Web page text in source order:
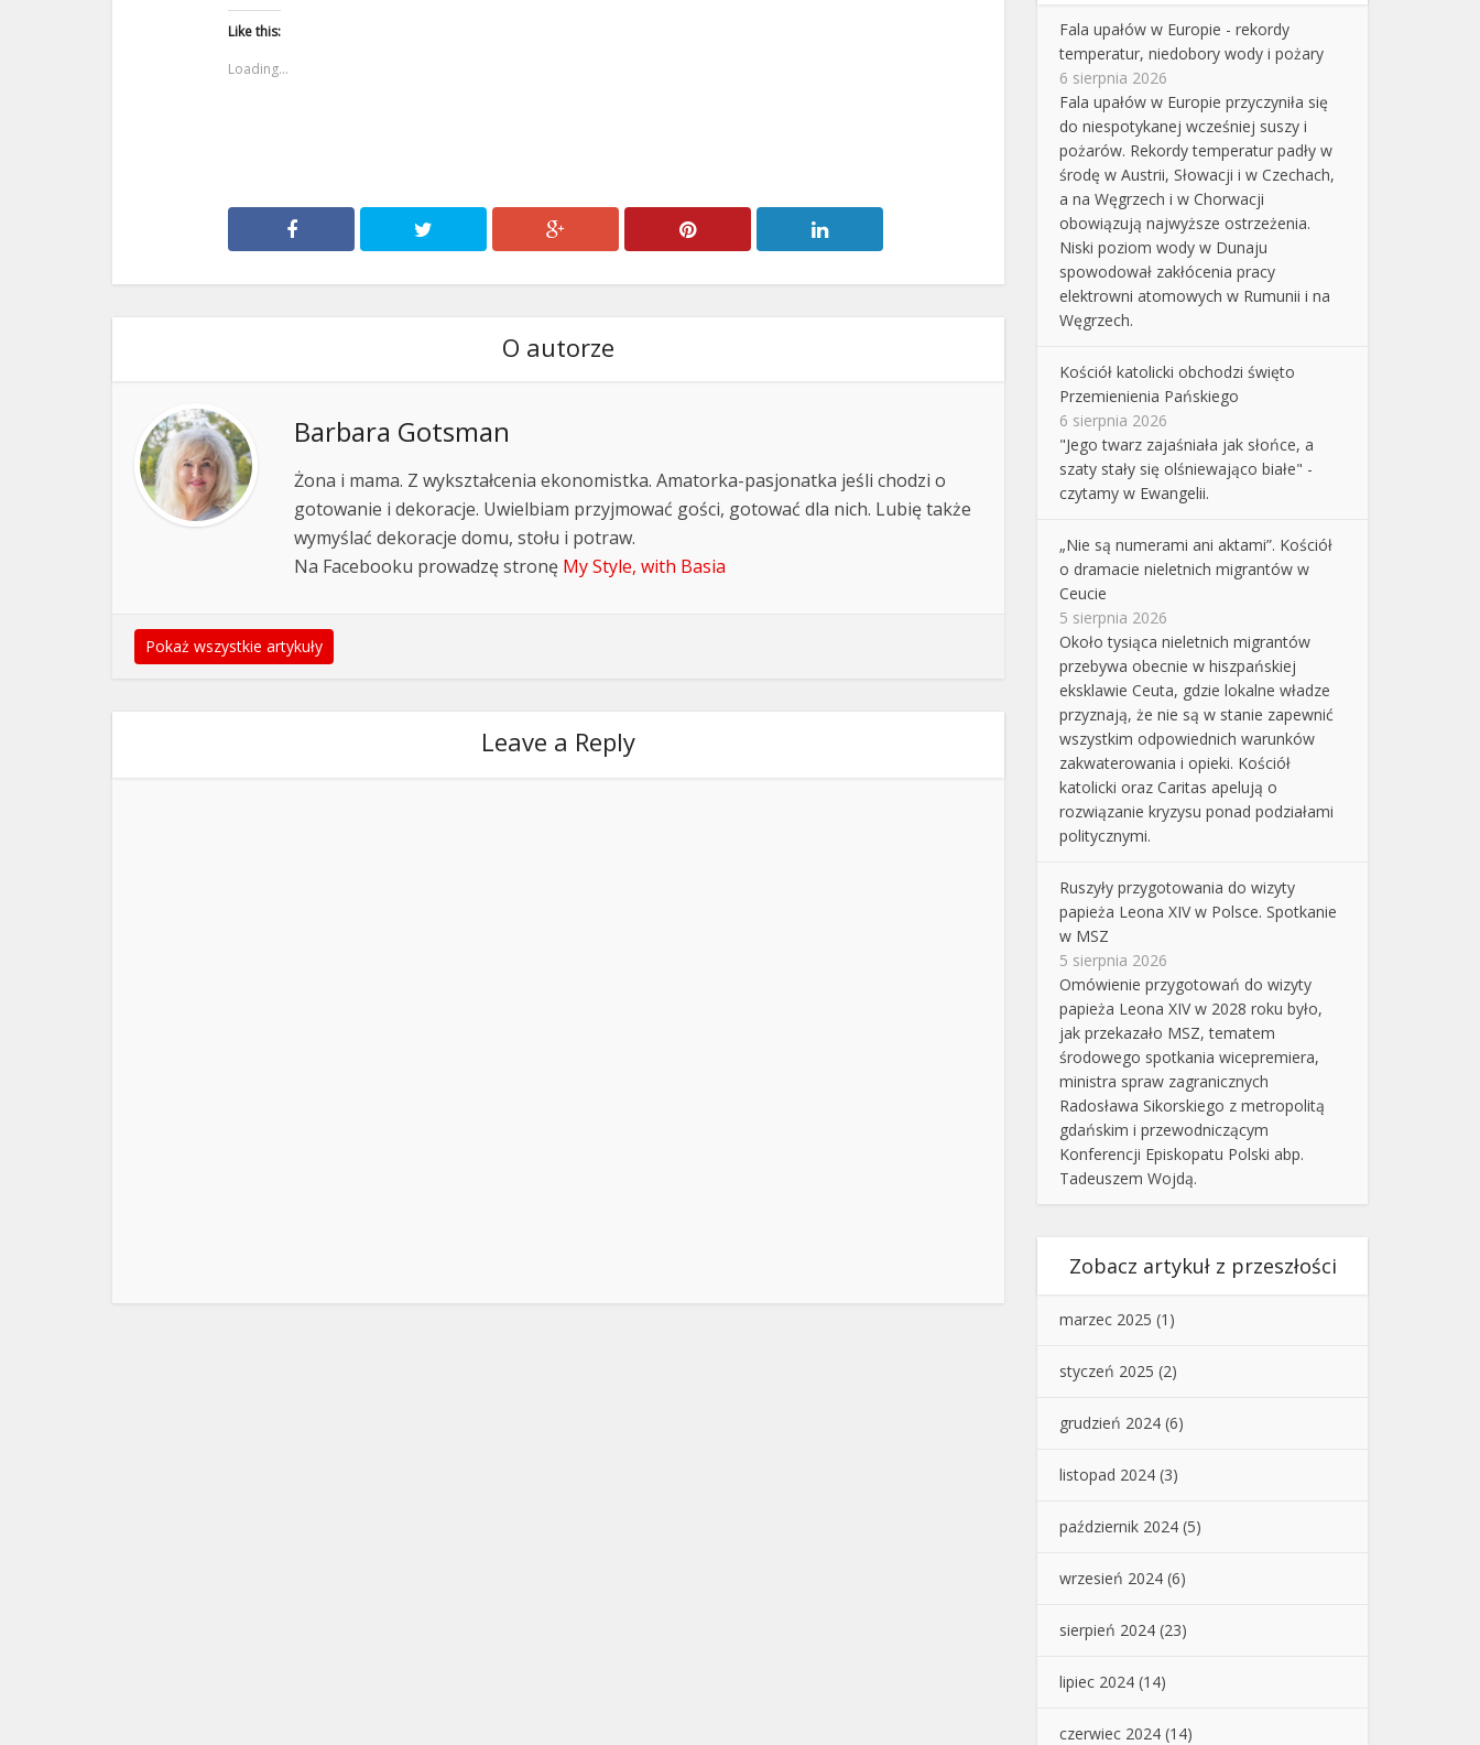
Like this:
Loading...
O autorze
Barbara Gotsman
Żona i mama. Z wykształcenia ekonomistka. Amatorka-pasjonatka jeśli chodzi o
gotowanie i dekoracje. Uwielbiam przyjmować gości, gotować dla nich. Lubię także
wymyślać dekoracje domu, stołu i potraw.
Na Facebooku prowadzę stronę My Style, with Basia
Pokaż wszystkie artykuły
Leave a Reply
Fala upałów w Europie - rekordy
temperatur, niedobory wody i pożary
6 sierpnia 2026
Fala upałów w Europie przyczyniła się
do niespotykanej wcześniej suszy i
pożarów. Rekordy temperatur padły w
środę w Austrii, Słowacji i w Czechach,
a na Węgrzech i w Chorwacji
obowiązują najwyższe ostrzeżenia.
Niski poziom wody w Dunaju
spowodował zakłócenia pracy
elektrowni atomowych w Rumunii i na
Węgrzech.
Kościół katolicki obchodzi święto
Przemienienia Pańskiego
6 sierpnia 2026
"Jego twarz zajaśniała jak słońce, a
szaty stały się olśniewająco białe" -
czytamy w Ewangelii.
„Nie są numerami ani aktami”. Kościół
o dramacie nieletnich migrantów w
Ceucie
5 sierpnia 2026
Około tysiąca nieletnich migrantów
przebywa obecnie w hiszpańskiej
eksklawie Ceuta, gdzie lokalne władze
przyznają, że nie są w stanie zapewnić
wszystkim odpowiednich warunków
zakwaterowania i opieki. Kościół
katolicki oraz Caritas apelują o
rozwiązanie kryzysu ponad podziałami
politycznymi.
Ruszyły przygotowania do wizyty
papieża Leona XIV w Polsce. Spotkanie
w MSZ
5 sierpnia 2026
Omówienie przygotowań do wizyty
papieża Leona XIV w 2028 roku było,
jak przekazało MSZ, tematem
środowego spotkania wicepremiera,
ministra spraw zagranicznych
Radosława Sikorskiego z metropolitą
gdańskim i przewodniczącym
Konferencji Episkopatu Polski abp.
Tadeuszem Wojdą.
Zobacz artykuł z przeszłości
marzec 2025 (1)
styczeń 2025 (2)
grudzień 2024 (6)
listopad 2024 (3)
październik 2024 (5)
wrzesień 2024 (6)
sierpień 2024 (23)
lipiec 2024 (14)
czerwiec 2024 (14)